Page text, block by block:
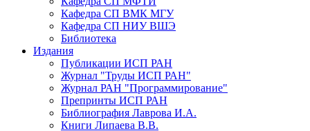
Кафедра СП ВМК МГУ
Кафедра СП НИУ ВШЭ
Библиотека
Издания
Публикации ИСП РАН
Журнал "Труды ИСП РАН"
Журнал РАН "Программирование"
Препринты ИСП РАН
Библиография Лаврова И.А.
Книги Липаева В.В.